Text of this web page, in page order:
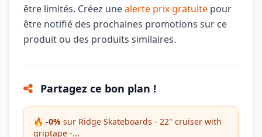
être limités. Créez unealerte prix gratuite pour
être notifié des prochaines promotions sur ce
produit ou des produits similaires.
Partagez ce bon plan !
🔥 -0% sur Ridge Skateboards - 22" cruiser with
griptape -...